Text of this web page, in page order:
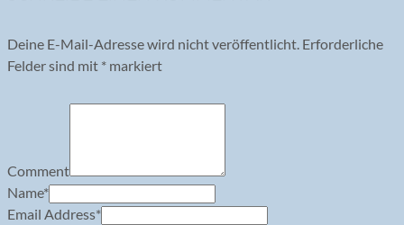
Deine E-Mail-Adresse wird nicht veröffentlicht. Erforderliche
Felder sind mit * markiert
Comment
Name*
Email Address*